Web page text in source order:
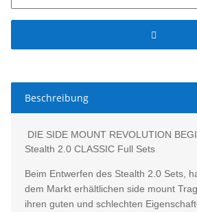
Beschreibung
DIE SIDE MOUNT REVOLUTION
Stealth 2.0 CLASSIC Full Sets
Beim Entwerfen des Stealth 2.0 Sets,
dem Markt erhältlichen side mount
ihren guten und schlechten